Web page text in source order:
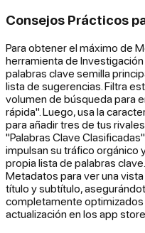
Consejos Prácticos
Para obtener el máximo de
herramienta de
palabras clave semilla
lista de sugerencias. Filtra
volumen de búsqueda para
rápida". Luego, usa la
para añadir tres de tus
"Palabras Clave
impulsan su tráfico orgánico
propia lista de palabras
Metadatos para ver una
título y subtítulo,
completamente optimizados
actualización en los app